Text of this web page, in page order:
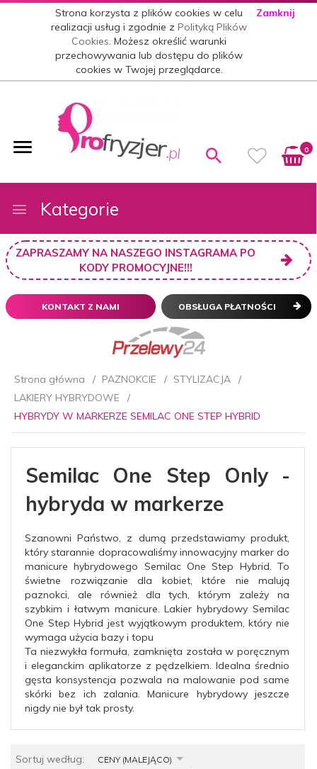
Strona korzysta z plików cookies w celu
realizacji usług i zgodnie zPolityką Plików
Cookies. Możesz określić warunki
przechowywania lub dostępu do plików
cookies w Twojej przeglądarce.
Zamknij
0
Kategorie
ZAPRASZAMY NA NASZEGO INSTAGRAMA PO
KODY PROMOCYJNE!!!
KONTAKT Z NAMI OBSŁUGA PŁATNOŚCI
Strona główna PAZNOKCIE
STYLIZACJA
LAKIERY HYBRYDOWE
HYBRYDY W MARKERZE SEMILAC ONE STEP HYBRID
Semilac One Step Only -
hybryda w markerze
Szanowni Państwo, z dumą przedstawiamy produkt,
który starannie dopracowaliśmy innowacyjny marker do
manicure hybrydowego Semilac One Step Hybrid. To
świetne rozwiązanie dla kobiet, które nie malują
paznokci, ale również dla tych, którym zależy na
szybkim i łatwym manicure. Lakier hybrydowy Semilac
One Step Hybrid jest wyjątkowym produktem, który nie
wymaga użycia bazy i topu
Ta niezwykła formuła, zamknięta została w poręcznym
i eleganckim aplikatorze z pędzelkiem. Idealna średnio
gęsta konsystencja pozwala na malowanie pod same
skórki bez ich zalania. Manicure hybrydowy jeszcze
nigdy nie był tak prosty.
Sortuj według: sortCENY (MALEJĄCO)